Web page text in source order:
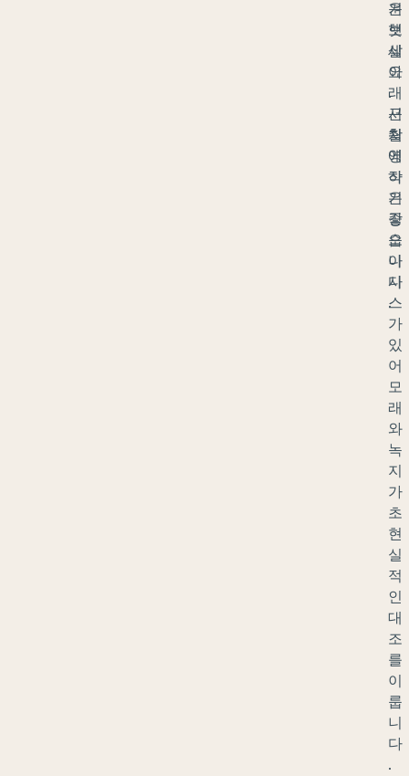
겨
보
세
요
.
근
처
에
작
은
강
오
아
시
스
가
있
어
모
래
와
녹
지
가
초
현
실
적
인
대
조
를
이
룹
니
다
.
운
햇
살
아
래
서
촬
영
하
기
좋
습
니
다
.